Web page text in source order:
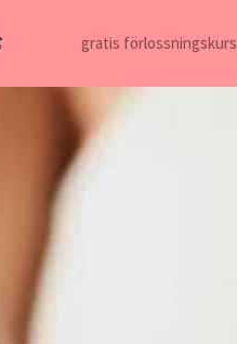
gratis förlossningskurs